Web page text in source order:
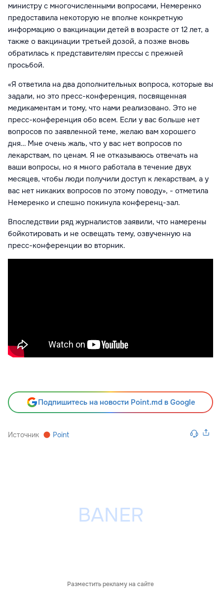
министру с многочисленными вопросами, Немеренко
предоставила некоторую не вполне конкретную
информацию о вакцинации детей в возрасте от 12 лет, а
также о вакцинации третьей дозой, а позже вновь
обратилась к представителям прессы с прежней
просьбой.
«Я ответила на два дополнительных вопроса, которые вы
задали, но это пресс-конференция, посвященная
медикаментам и тому, что нами реализовано. Это не
пресс-конференция обо всем. Если у вас больше нет
вопросов по заявленной теме, желаю вам хорошего
дня… Мне очень жаль, что у вас нет вопросов по
лекарствам, по ценам. Я не отказываюсь отвечать на
ваши вопросы, но я много работала в течение двух
месяцев, чтобы люди получили доступ к лекарствам, а у
вас нет никаких вопросов по этому поводу», - отметила
Немеренко и спешно покинула конференц-зал.
Впоследствии ряд журналистов заявили, что намерены
бойкотировать и не освещать тему, озвученную на
пресс-конференции во вторник.
Подпишитесь на новости Point.md в Google
Источник Point
Разместить рекламу на сайте